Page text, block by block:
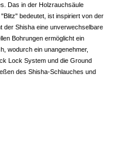
Das in der Holzrauchsäule
bedeutet, ist inspiriert von der
der Shisha eine unverwechselbare
Bohrungen ermöglicht ein
wodurch ein unangenehmer,
Lock System und die Ground
des Shisha-Schlauches und